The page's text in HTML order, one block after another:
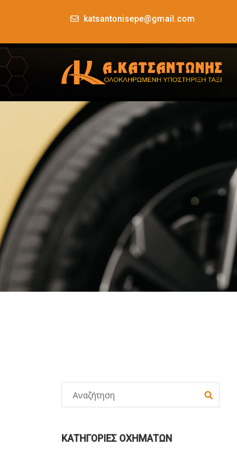
katsantonisepe@gmail.com
ΚΑΤΗΓΟΡΊΕΣ ΟΧΗΜΆΤΩΝ